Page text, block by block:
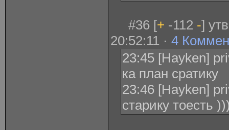
#36 [+ -112 -]
20:52:11 · 4
23:45 [Hayken]
ка план сратику
23:46 [Hayken]
старику тоесть